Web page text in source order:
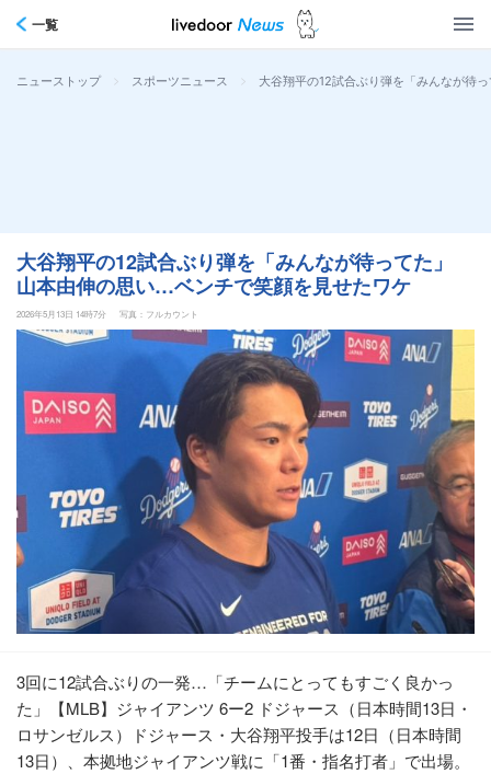
一覧
ニューストップ > スポーツニュース > 大谷翔平の12試合ぶり弾を「みんなが待
大谷翔平の12試合ぶり弾を「みんなが待ってた」
山本由伸の思い…ベンチで笑顔を見せたワケ
2026年5月13日 14時7分 写真：フルカウント
3回に12試合ぶりの一発…「チームにとってもすごく良かっ
た」【MLB】ジャイアンツ 6ー2 ドジャース（日本時間13日・
ロサンゼルス）ドジャース・大谷翔平投手は12日（日本時間
13日）、本拠地ジャイアンツ戦に「1番・指名打者」で出場。